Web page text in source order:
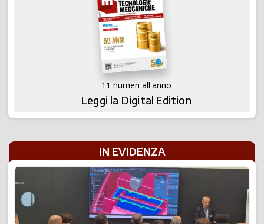
11 numeri all'anno
Leggi la Digital Edition
IN EVIDENZA